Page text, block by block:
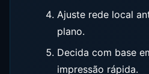
Ajuste rede local
plano.
Decida com base
impressão rápida.